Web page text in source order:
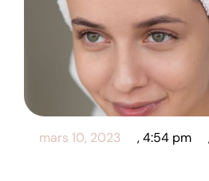
mars 10, 2023 , 4:54 pm